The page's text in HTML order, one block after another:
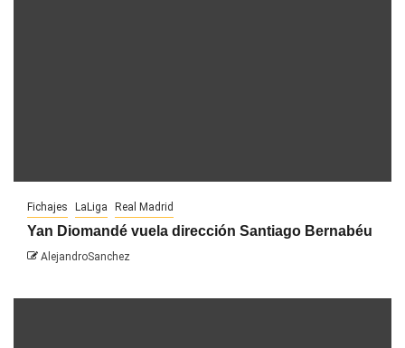
Fichajes LaLiga Real Madrid
Yan Diomandé vuela dirección Santiago Bernabéu
AlejandroSanchez